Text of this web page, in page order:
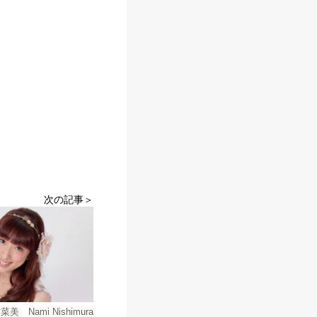
次の記事＞
菜美 Nami Nishimura